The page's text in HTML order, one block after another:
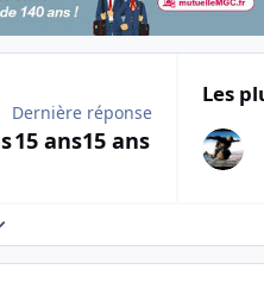
Dernière réponse
15 ans15 ans
Les
topic overview